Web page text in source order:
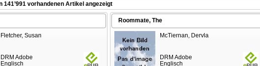
141’991 vorhandenen Artikel angezeigt
Fletcher, Susan
DRM Adobe
Englisch
Roommate, The
McTiernan, Dervla
DRM Adobe
Englisch